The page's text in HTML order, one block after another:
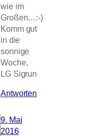
wie im
Großen…:-)
Komm gut
in die
sonnige
Woche,
LG Sigrun
Antworten
9. Mai
2016